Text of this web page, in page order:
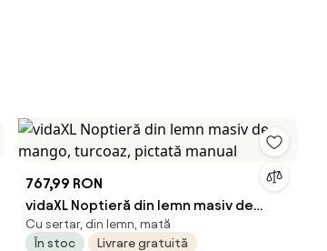
767,99 RON
vidaXL Noptieră din lemn masiv de
mango, turcoaz, pictată manual
Cu sertar, din lemn, mată
În stoc
Livrare gratuită